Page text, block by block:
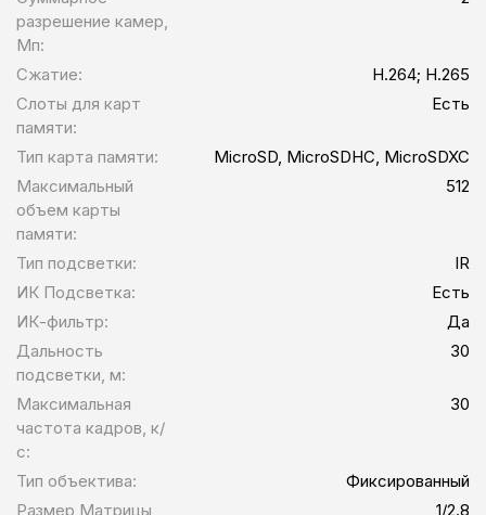
разрешение камер,
Мп:
Сжатие:
H.264; H.265
Слоты для карт
памяти:
Есть
Тип карта памяти:
MicroSD, MicroSDHC, MicroSDXC
Максимальный
объем карты
памяти:
512
Тип подсветки:
IR
ИК Подсветка:
Есть
ИК-фильтр:
Да
Дальность
подсветки, м:
30
Максимальная
частота кадров, к/
с:
30
Тип объектива:
Фиксированный
Размер Матрицы,
1/2.8